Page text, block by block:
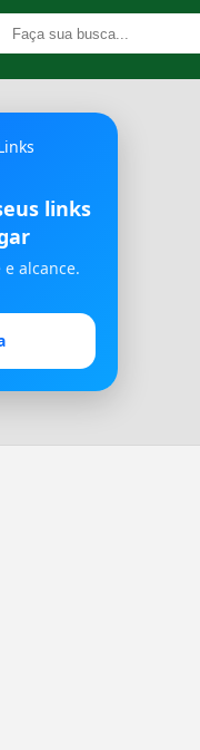
links
alcance.